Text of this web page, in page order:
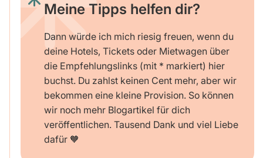
Meine Tipps helfen dir?
Dann würde ich mich riesig freuen, wenn du
deine Hotels, Tickets oder Mietwagen über
die Empfehlungslinks (mit * markiert) hier
buchst. Du zahlst keinen Cent mehr, aber wir
bekommen eine kleine Provision. So können
wir noch mehr Blogartikel für dich
veröffentlichen. Tausend Dank und viel Liebe
dafür 🧡